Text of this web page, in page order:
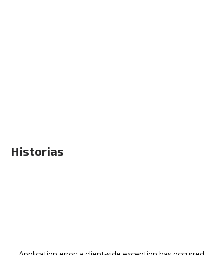
Historias